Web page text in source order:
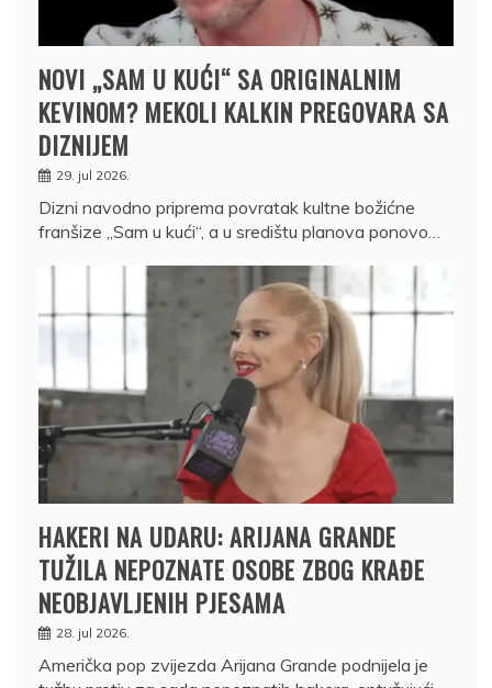
NOVI „SAM U KUĆI“ SA ORIGINALNIM
KEVINOM? MEKOLI KALKIN PREGOVARA SA
DIZNIJEM
29. jul 2026.
Dizni navodno priprema povratak kultne božićne
franšize „Sam u kući“, a u središtu planova ponovo…
HAKERI NA UDARU: ARIJANA GRANDE
TUŽILA NEPOZNATE OSOBE ZBOG KRAĐE
NEOBJAVLJENIH PJESAMA
28. jul 2026.
Američka pop zvijezda Arijana Grande podnijela je